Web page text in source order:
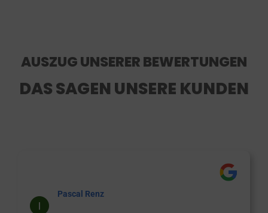
AUSZUG UNSERER BEWERTUNGEN
DAS SAGEN UNSERE KUNDEN
Pascal Renz